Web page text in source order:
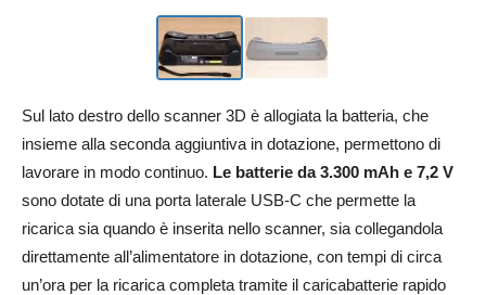
Sul lato destro dello scanner 3D è allogiata la batteria, che
insieme alla seconda aggiuntiva in dotazione, permettono di
lavorare in modo continuo. Le batterie da 3.300 mAh e 7,2 V
sono dotate di una porta laterale USB-C che permette la
ricarica sia quando è inserita nello scanner, sia collegandola
direttamente all’alimentatore in dotazione, con tempi di circa
un’ora per la ricarica completa tramite il caricabatterie rapido